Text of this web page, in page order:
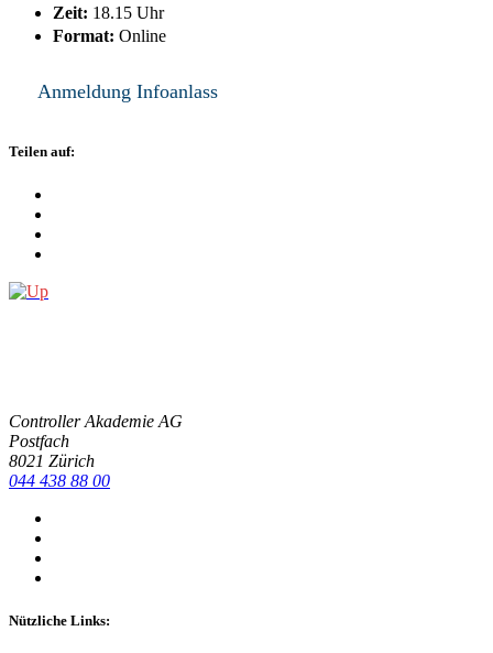
Zeit: 18.15 Uhr
For­mat: Online
Anmel­dung Info­an­lass
Teilen auf:
Con­trol­ler Aka­de­mie AG
Post­fach
8021 Zürich
044 438 88 00
Nützliche Links: